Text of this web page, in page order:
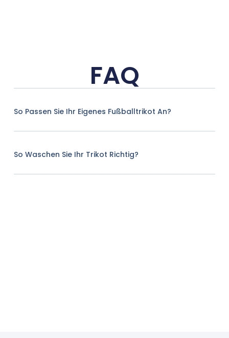
FAQ
So Passen Sie Ihr Eigenes Fußballtrikot An?
So Waschen Sie Ihr Trikot Richtig?